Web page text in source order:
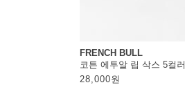
FRENCH BULL
코튼 에투알 립 삭스 5컬러
28,000원